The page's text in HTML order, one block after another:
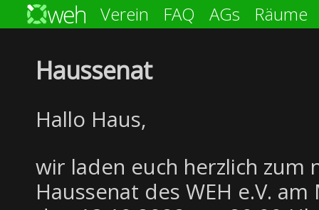
Verein FAQ AGs Räume
Haussenat
Hallo Haus,
wir laden euch herzlich zum
Haussenat des WEH e.V.